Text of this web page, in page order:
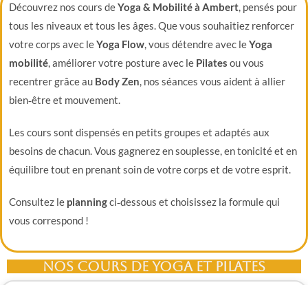
Découvrez nos cours deYoga & Mobilité à Ambert, pensés pour
tous les niveaux et tous les âges. Que vous souhaitiez renforcer
votre corps avec leYoga Flow, vous détendre avec leYoga
mobilité, améliorer votre posture avec le Pilates ou vous
recentrer grâce au Body Zen, nos séances vous aident à allier
bien‑être et mouvement.
Les cours sont dispensés en petits groupes et adaptés aux
besoins de chacun. Vous gagnerez en souplesse, en tonicité et en
équilibre tout en prenant soin de votre corps et de votre esprit.
Consultez le planningci‑dessous et choisissez la formule qui
vous correspond !
Nos cours de yoga et Pilates